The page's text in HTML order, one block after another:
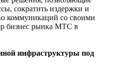
сократить издержки и
коммуникаций со своими
бизнес рынка МТС в
инфраструктуры под